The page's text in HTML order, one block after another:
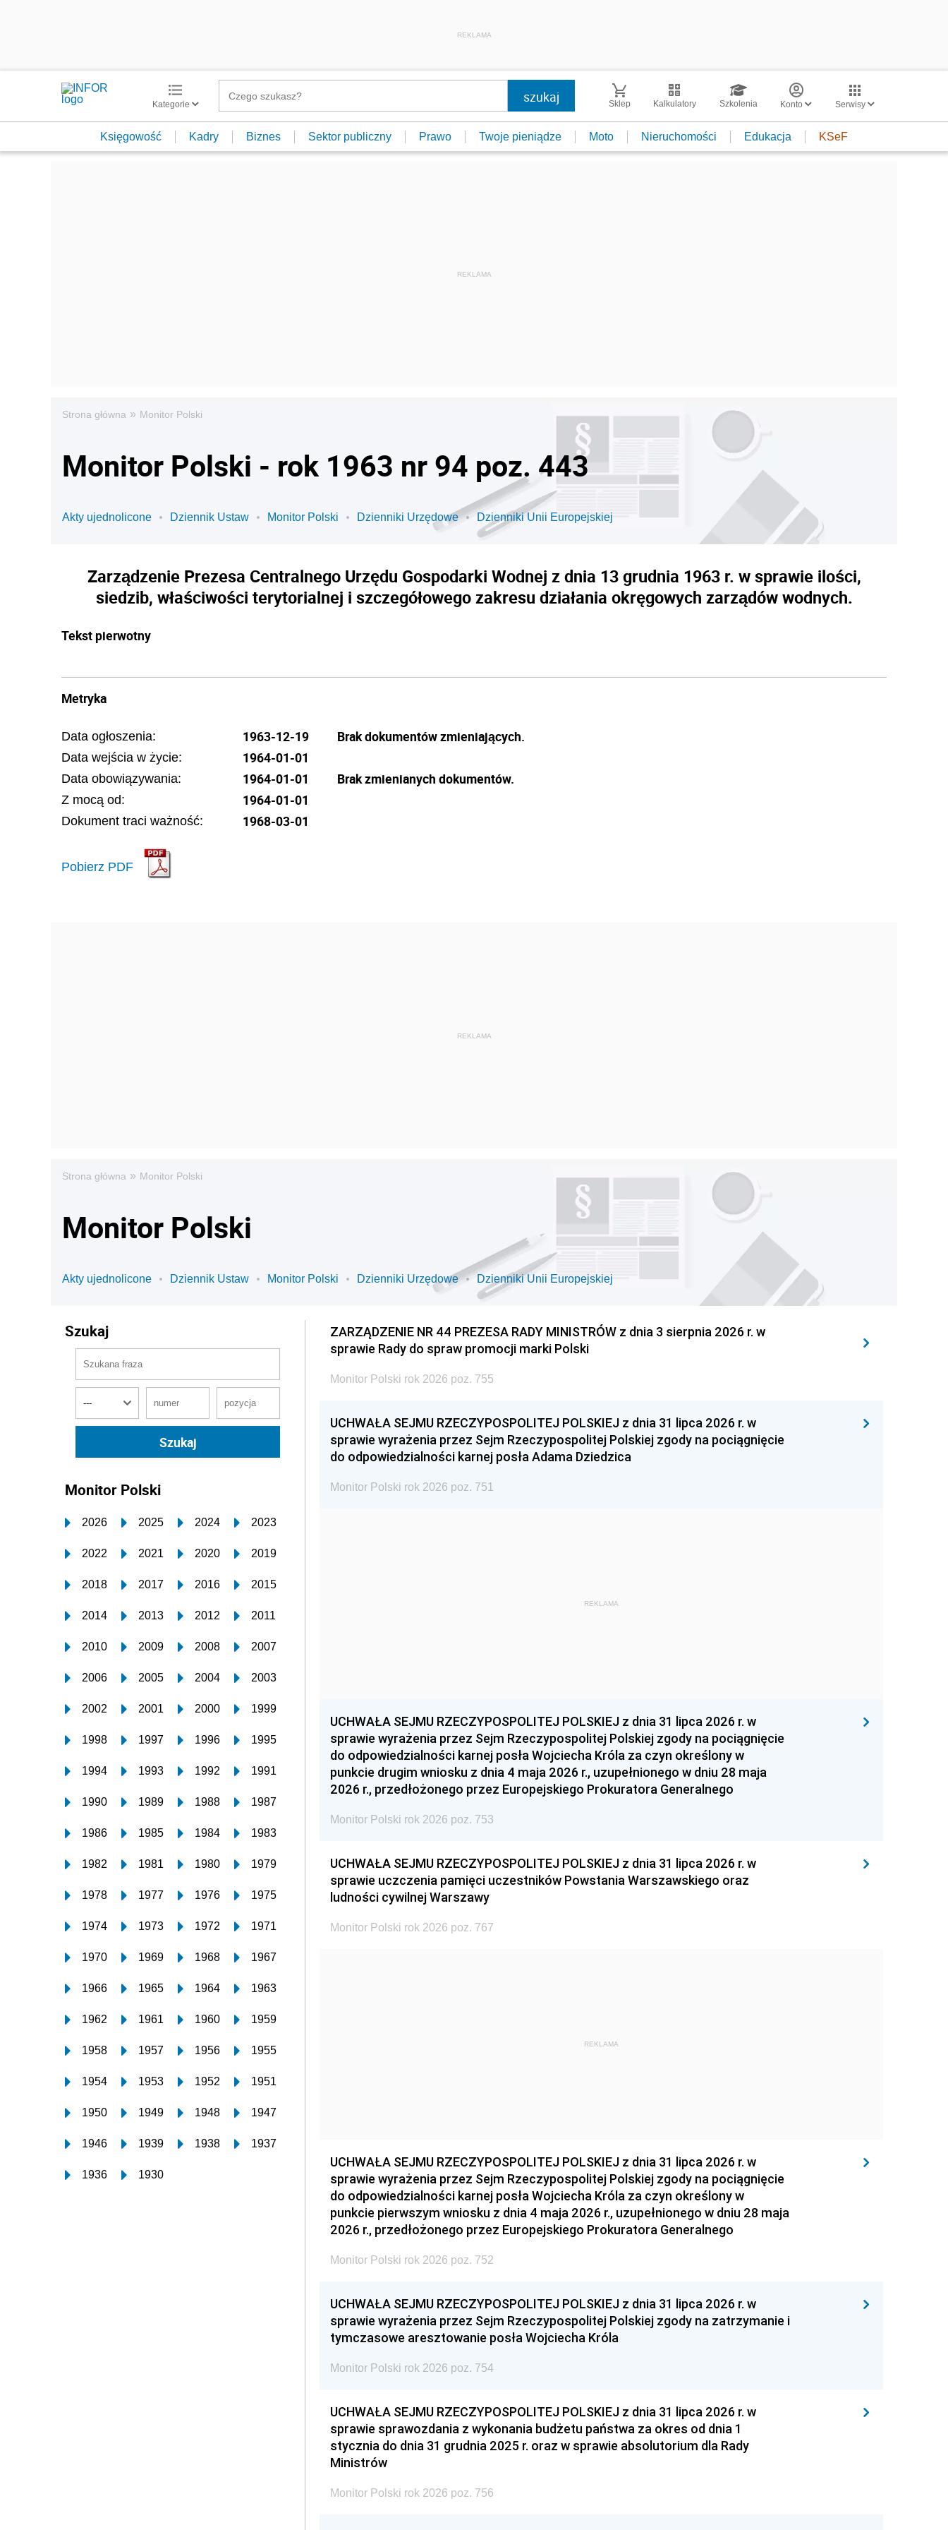
REKLAMA
Kategorie Sklep Kalkulatory Szkolenia Konto Serwisy
Księgowość Kadry Biznes Sektor publiczny Prawo Twoje pieniądze Moto Nieruchomości Edukacja KSeF
Strona główna » Monitor Polski
Monitor Polski - rok 1963 nr 94 poz. 443
Akty ujednolicone Dziennik Ustaw Monitor Polski Dzienniki Urzędowe Dzienniki Unii Europejskiej
Zarządzenie Prezesa Centralnego Urzędu Gospodarki Wodnej z dnia 13 grudnia 1963 r. w sprawie ilości,
siedzib, właściwości terytorialnej i szczegółowego zakresu działania okręgowych zarządów wodnych.
Tekst pierwotny
Metryka
Data ogłoszenia: 1963-12-19
Data wejścia w życie: 1964-01-01
Data obowiązywania: 1964-01-01
Z mocą od: 1964-01-01
Dokument traci ważność: 1968-03-01
Pobierz PDF
Brak dokumentów zmieniających.
Brak zmienianych dokumentów.
Strona główna » Monitor Polski
Monitor Polski
Akty ujednolicone Dziennik Ustaw Monitor Polski Dzienniki Urzędowe Dzienniki Unii Europejskiej
Szukaj
Monitor Polski
2026 2025 2024 2023
2022 2021 2020 2019
2018 2017 2016 2015
2014 2013 2012 2011
2010 2009 2008 2007
2006 2005 2004 2003
2002 2001 2000 1999
1998 1997 1996 1995
1994 1993 1992 1991
1990 1989 1988 1987
1986 1985 1984 1983
1982 1981 1980 1979
1978 1977 1976 1975
1974 1973 1972 1971
1970 1969 1968 1967
1966 1965 1964 1963
1962 1961 1960 1959
1958 1957 1956 1955
1954 1953 1952 1951
1950 1949 1948 1947
1946 1939 1938 1937
1936 1930
ZARZĄDZENIE NR 44 PREZESA RADY MINISTRÓW z dnia 3 sierpnia 2026 r. w
sprawie Rady do spraw promocji marki Polski
Monitor Polski rok 2026 poz. 755
UCHWAŁA SEJMU RZECZYPOSPOLITEJ POLSKIEJ z dnia 31 lipca 2026 r. w
sprawie wyrażenia przez Sejm Rzeczypospolitej Polskiej zgody na pociągnięcie
do odpowiedzialności karnej posła Adama Dziedzica
Monitor Polski rok 2026 poz. 751
REKLAMA
UCHWAŁA SEJMU RZECZYPOSPOLITEJ POLSKIEJ z dnia 31 lipca 2026 r. w
sprawie wyrażenia przez Sejm Rzeczypospolitej Polskiej zgody na pociągnięcie
do odpowiedzialności karnej posła Wojciecha Króla za czyn określony w
punkcie drugim wniosku z dnia 4 maja 2026 r., uzupełnionego w dniu 28 maja
2026 r., przedłożonego przez Europejskiego Prokuratora Generalnego
Monitor Polski rok 2026 poz. 753
UCHWAŁA SEJMU RZECZYPOSPOLITEJ POLSKIEJ z dnia 31 lipca 2026 r. w
sprawie uczczenia pamięci uczestników Powstania Warszawskiego oraz
ludności cywilnej Warszawy
Monitor Polski rok 2026 poz. 767
REKLAMA
UCHWAŁA SEJMU RZECZYPOSPOLITEJ POLSKIEJ z dnia 31 lipca 2026 r. w
sprawie wyrażenia przez Sejm Rzeczypospolitej Polskiej zgody na pociągnięcie
do odpowiedzialności karnej posła Wojciecha Króla za czyn określony w
punkcie pierwszym wniosku z dnia 4 maja 2026 r., uzupełnionego w dniu 28 maja
2026 r., przedłożonego przez Europejskiego Prokuratora Generalnego
Monitor Polski rok 2026 poz. 752
UCHWAŁA SEJMU RZECZYPOSPOLITEJ POLSKIEJ z dnia 31 lipca 2026 r. w
sprawie wyrażenia przez Sejm Rzeczypospolitej Polskiej zgody na zatrzymanie i
tymczasowe aresztowanie posła Wojciecha Króla
Monitor Polski rok 2026 poz. 754
UCHWAŁA SEJMU RZECZYPOSPOLITEJ POLSKIEJ z dnia 31 lipca 2026 r. w
sprawie sprawozdania z wykonania budżetu państwa za okres od dnia 1
stycznia do dnia 31 grudnia 2025 r. oraz w sprawie absolutorium dla Rady
Ministrów
Monitor Polski rok 2026 poz. 756